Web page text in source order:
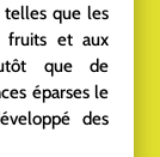
telles que les
fruits et aux
que de
éparses le
des